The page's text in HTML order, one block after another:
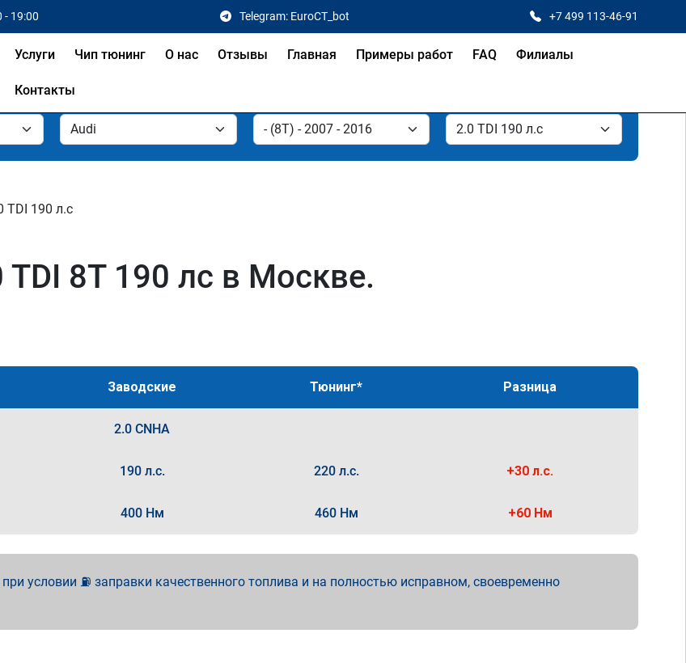
- 19:00 Telegram: EuroCT_bot +7 499 113-46-91
Услуги Чип тюнинг О нас Отзывы Главная Примеры работ FAQ Филиалы
Контакты
TDI 190 л.с
8T 190 лс в Москве.
Заводские Тюнинг* Разница
2.0 CNHA
190 л.с. 220 л.с. +30 л.с.
400 Нм 460 Нм +60 Нм
условии ⛽ заправки качественного топлива и на полностью исправном, своевременно